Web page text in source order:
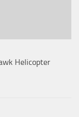
Helicopter